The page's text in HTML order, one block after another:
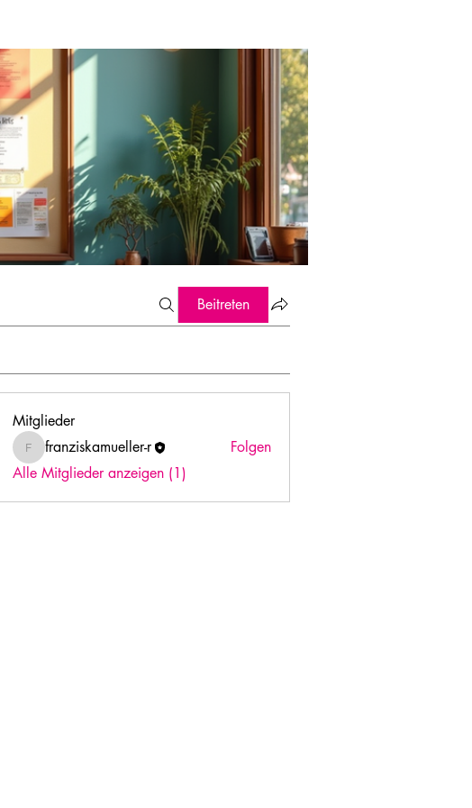
Beitreten
Mitglieder
franziskamueller-r
franziskamueller-r
Folgen
Alle Mitglieder anzeigen (1)